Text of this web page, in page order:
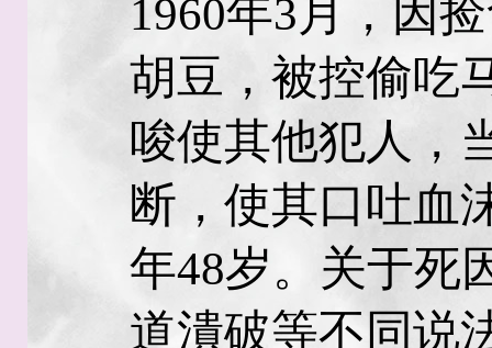
1960年3月，因
胡豆，被控偷吃
唆使其他犯人，
断，使其口吐血
年48岁。关于死
道潰破等不同说